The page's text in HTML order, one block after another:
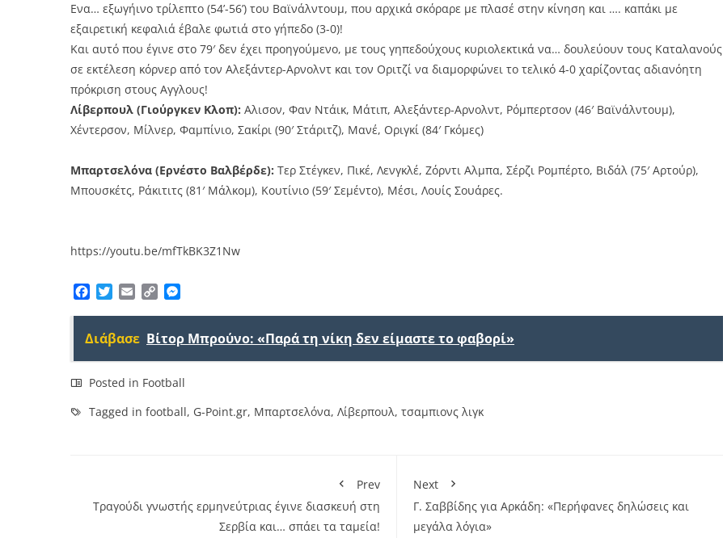
Ενα… εξωγήινο τρίλεπτο (54’-56’) του Βαϊνάλντουμ, που αρχικά σκόραρε με πλασέ στην κίνηση και …. καπάκι με
εξαιρετική κεφαλιά έβαλε φωτιά στο γήπεδο (3-0)!
Και αυτό που έγινε στο 79′ δεν έχει προηγούμενο, με τους γηπεδούχους κυριολεκτικά να… δουλεύουν τους Καταλανούς
σε εκτέλεση κόρνερ από τον Αλεξάντερ-Αρνολντ και τον Οριτζί να διαμορφώνει το τελικό 4-0 χαρίζοντας αδιανόητη
πρόκριση στους Αγγλους!
Λίβερπουλ (Γιούργκεν Κλοπ): Αλισον, Φαν Ντάικ, Μάτιπ, Αλεξάντερ-Αρνολντ, Ρόμπερτσον (46′ Βαϊνάλντουμ),
Χέντερσον, Μίλνερ, Φαμπίνιο, Σακίρι (90′ Στάριτζ), Μανέ, Οριγκί (84′ Γκόμες)
Μπαρτσελόνα (Ερνέστο Βαλβέρδε): Τερ Στέγκεν, Πικέ, Λενγκλέ, Ζόρντι Αλμπα, Σέρζι Ρομπέρτο, Βιδάλ (75′ Αρτούρ),
Μπουσκέτς, Ράκιτιτς (81′ Μάλκομ), Κουτίνιο (59′ Σεμέντο), Μέσι, Λουίς Σουάρες.
https://youtu.be/mfTkBK3Z1Nw
Facebook
TwitterEmailCopy
Διάβασε Βίτορ Μπρούνο: «Παρά τη νίκη δεν είμαστε το φαβορί»
Posted in Football
Tagged in football, G-Point.gr, Μπαρτσελόνα, Λίβερπουλ, τσαμπιονς λιγκ
Prev
Τραγούδι γνωστής ερμηνεύτριας έγινε διασκευή στη
Σερβία και… σπάει τα ταμεία!
Next
Γ. Σαββίδης για Αρκάδη: «Περήφανες δηλώσεις και
μεγάλα λόγια»